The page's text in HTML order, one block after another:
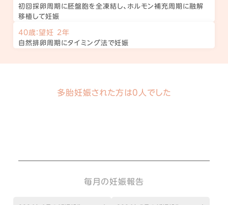
初回採卵周期に胚盤胞を全凍結し、ホルモン補充周期に融解
移植して妊娠
40歳：望妊 2年
自然排卵周期にタイミング法で妊娠
多胎妊娠された方は0人でした
毎月の妊娠報告